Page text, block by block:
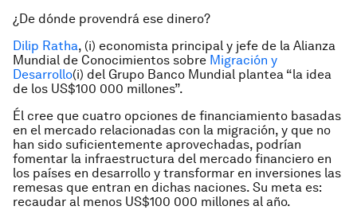
¿De dónde provendrá ese dinero?
Dilip Ratha, (i) economista principal y jefe de la Alianza
Mundial de Conocimientos sobre Migración y
Desarrollo(i) del Grupo Banco Mundial plantea “la idea
de los US$100 000 millones”.
Él cree que cuatro opciones de financiamiento basadas
en el mercado relacionadas con la migración, y que no
han sido suficientemente aprovechadas, podrían
fomentar la infraestructura del mercado financiero en
los países en desarrollo y transformar en inversiones las
remesas que entran en dichas naciones. Su meta es:
recaudar al menos US$100 000 millones al año.